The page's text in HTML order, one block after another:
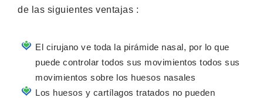
de las siguientes ventajas :
El cirujano ve toda la pirámide nasal, por lo que
puede controlar todos sus movimientos todos sus
movimientos sobre los huesos nasales
Los huesos y cartílagos tratados no pueden